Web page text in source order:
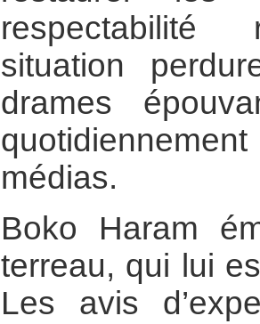
respectabilité
situation
drames
médias.
Boko Haram
terreau, qui lui
Les avis